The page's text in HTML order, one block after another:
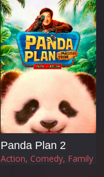
Panda Plan 2
Action, Comedy, Family